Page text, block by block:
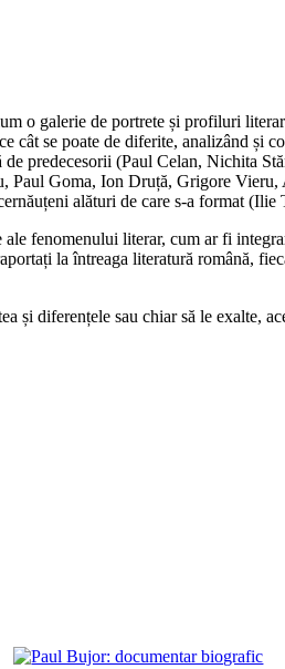
o galerie de portrete și profiluri
se poate de diferite, analizând și
predecesorii (Paul Celan, Nichita
Paul Goma, Ion Druță, Grigore
alături de care s-a format
fenomenului literar, cum ar fi
la întreaga literatură română,
diferențele sau chiar să le exalte,